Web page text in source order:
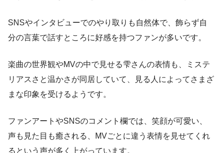
SNSやインタビューでのやり取りも自然体で、飾らず自
分の言葉で話すところに好感を持つファンが多いです。
楽曲の世界観やMVの中で見せる雫さんの表情も、ミステ
リアスさと温かさが同居していて、見る人によってさまざ
まな印象を受けるようです。
ファンアートやSNSのコメント欄では、笑顔が可愛い、
声も見た目も癒される、MVごとに違う表情を見せてくれ
るという声が多く上がっています。